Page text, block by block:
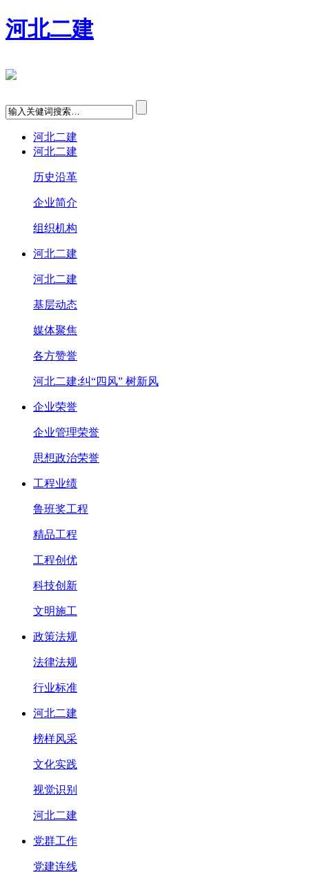
河北二建
河北二建
河北二建
历史沿革
企业简介
组织机构
河北二建
河北二建
基层动态
媒体聚焦
各方赞誉
河北二建:纠“四风” 树新风
企业荣誉
企业管理荣誉
思想政治荣誉
工程业绩
鲁班奖工程
精品工程
工程创优
科技创新
文明施工
政策法规
法律法规
行业标准
河北二建
榜样风采
文化实践
视觉识别
河北二建
党群工作
党建连线